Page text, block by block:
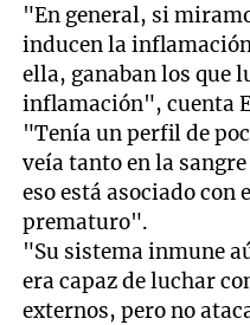
"En general, si
inducen la
ella, ganaban los que
inflamación", cuenta
"Tenía un perfil de
veía tanto en la
eso está asociado
prematuro".
"Su sistema inmune
era capaz de luchar
externos, pero no